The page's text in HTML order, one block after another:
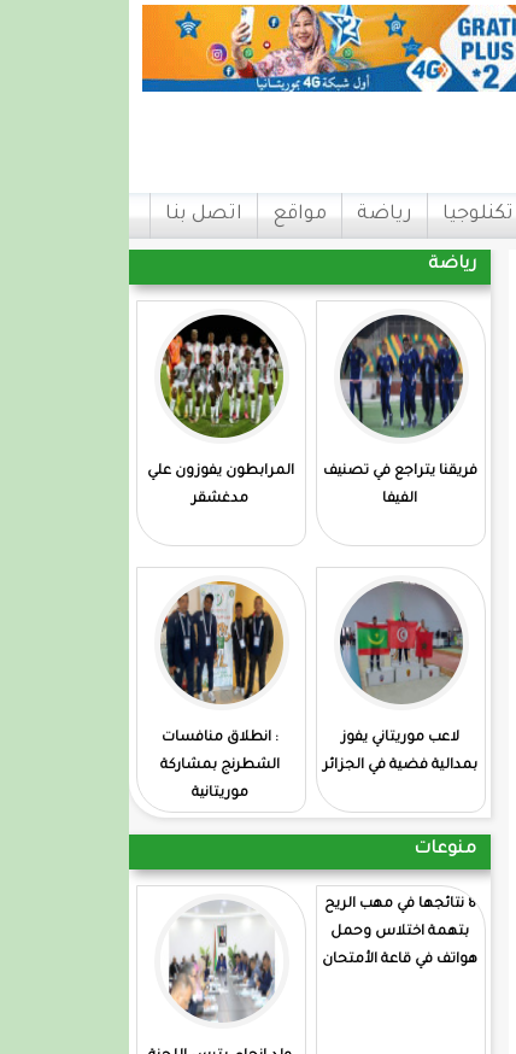
تكنلوجيا رياضة مواقع اتصل بنا
رياضة
فريقنا يتراجع في تصنيف
الفيفا
المرابطون يفوزون علي
مدغشقر
لاعب موريتاني يفوز
بمدالية فضية في الجزائر
: انطلاق منافسات
الشطرنج بمشاركة
موريتانية
منوعات
8 نتائجها في مهب الريح
بتهمة اختلاس وحمل
هواتف في قاعة الأمتحان